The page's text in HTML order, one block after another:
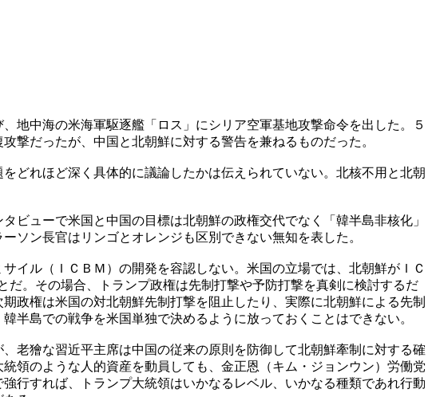
地中海の米海軍駆逐艦「ロス」にシリア空軍基地攻撃命令を出した。５
撃だったが、中国と北朝鮮に対する警告を兼ねるものだった。
どれほど深く具体的に議論したかは伝えられていない。北核不用と北朝
ビューで米国と中国の目標は北朝鮮の政権交代でなく「韓半島非核化」
ソン長官はリンゴとオレンジも区別できない無知を表した。
イル（ＩＣＢＭ）の開発を容認しない。米国の立場では、北朝鮮がＩＣ
。その場合、トランプ政権は先制打撃や予防打撃を真剣に検討するだ
政権は米国の対北朝鮮先制打撃を阻止したり、実際に北朝鮮による先制
半島での戦争を米国単独で決めるように放っておくことはできない。
老獪な習近平主席は中国の従来の原則を防御して北朝鮮牽制に対する確
領のような人的資産を動員しても、金正恩（キム・ジョンウン）労働党
行すれば、トランプ大統領はいかなるレベル、いかなる種類であれ行動